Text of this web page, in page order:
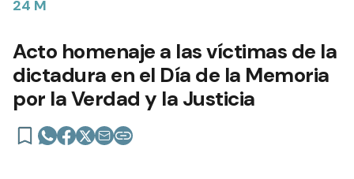
24 M
Acto homenaje a las víctimas de la
dictadura en el Día de la Memoria
por la Verdad y la Justicia